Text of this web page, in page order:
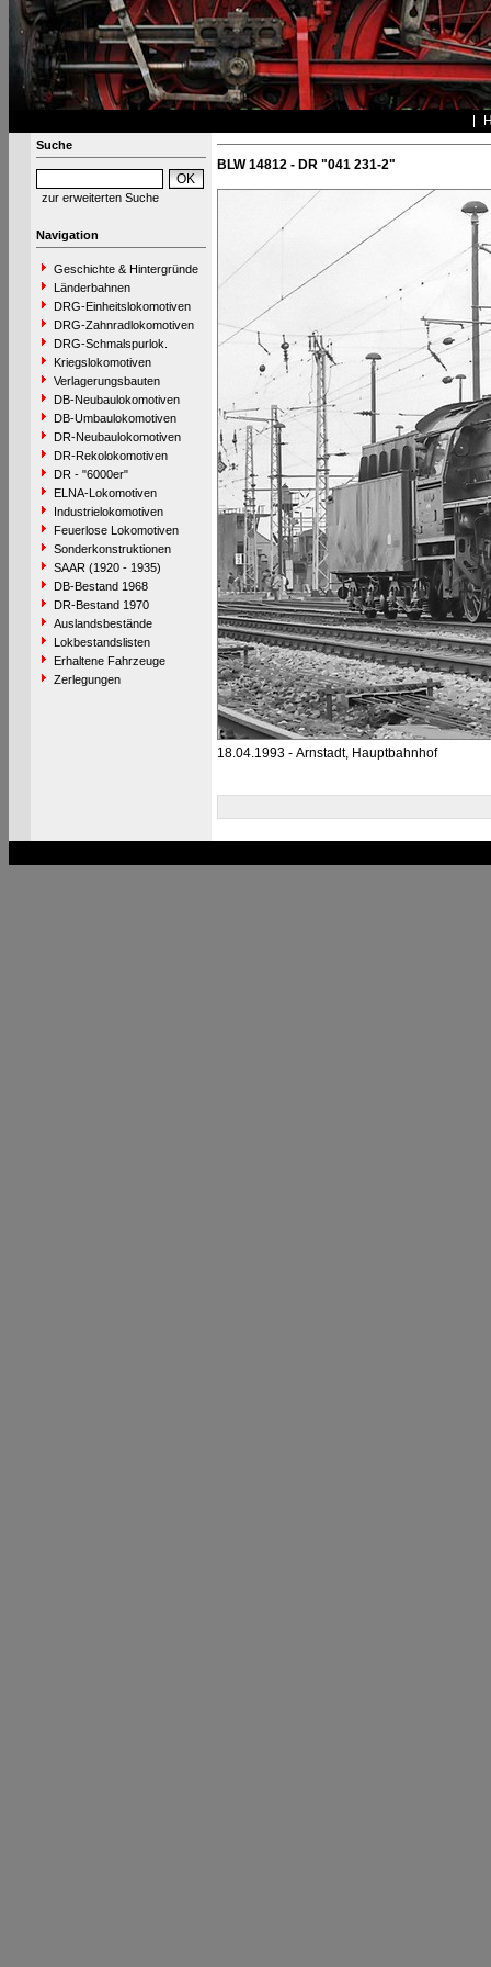
Suche
zur erweiterten Suche
Navigation
Geschichte & Hintergründe
Länderbahnen
DRG-Einheitslokomotiven
DRG-Zahnradlokomotiven
DRG-Schmalspurlok.
Kriegslokomotiven
Verlagerungsbauten
DB-Neubaulokomotiven
DB-Umbaulokomotiven
DR-Neubaulokomotiven
DR-Rekolokomotiven
DR - "6000er"
ELNA-Lokomotiven
Industrielokomotiven
Feuerlose Lokomotiven
Sonderkonstruktionen
SAAR (1920 - 1935)
DB-Bestand 1968
DR-Bestand 1970
Auslandsbestände
Lokbestandslisten
Erhaltene Fahrzeuge
Zerlegungen
BLW 14812 - DR "041 231-2"
18.04.1993 - Arnstadt, Hauptbahnhof